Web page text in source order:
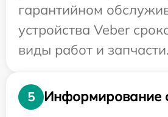
гарантийном
устройства Veber
виды работ и запчасти.
5
Информирование